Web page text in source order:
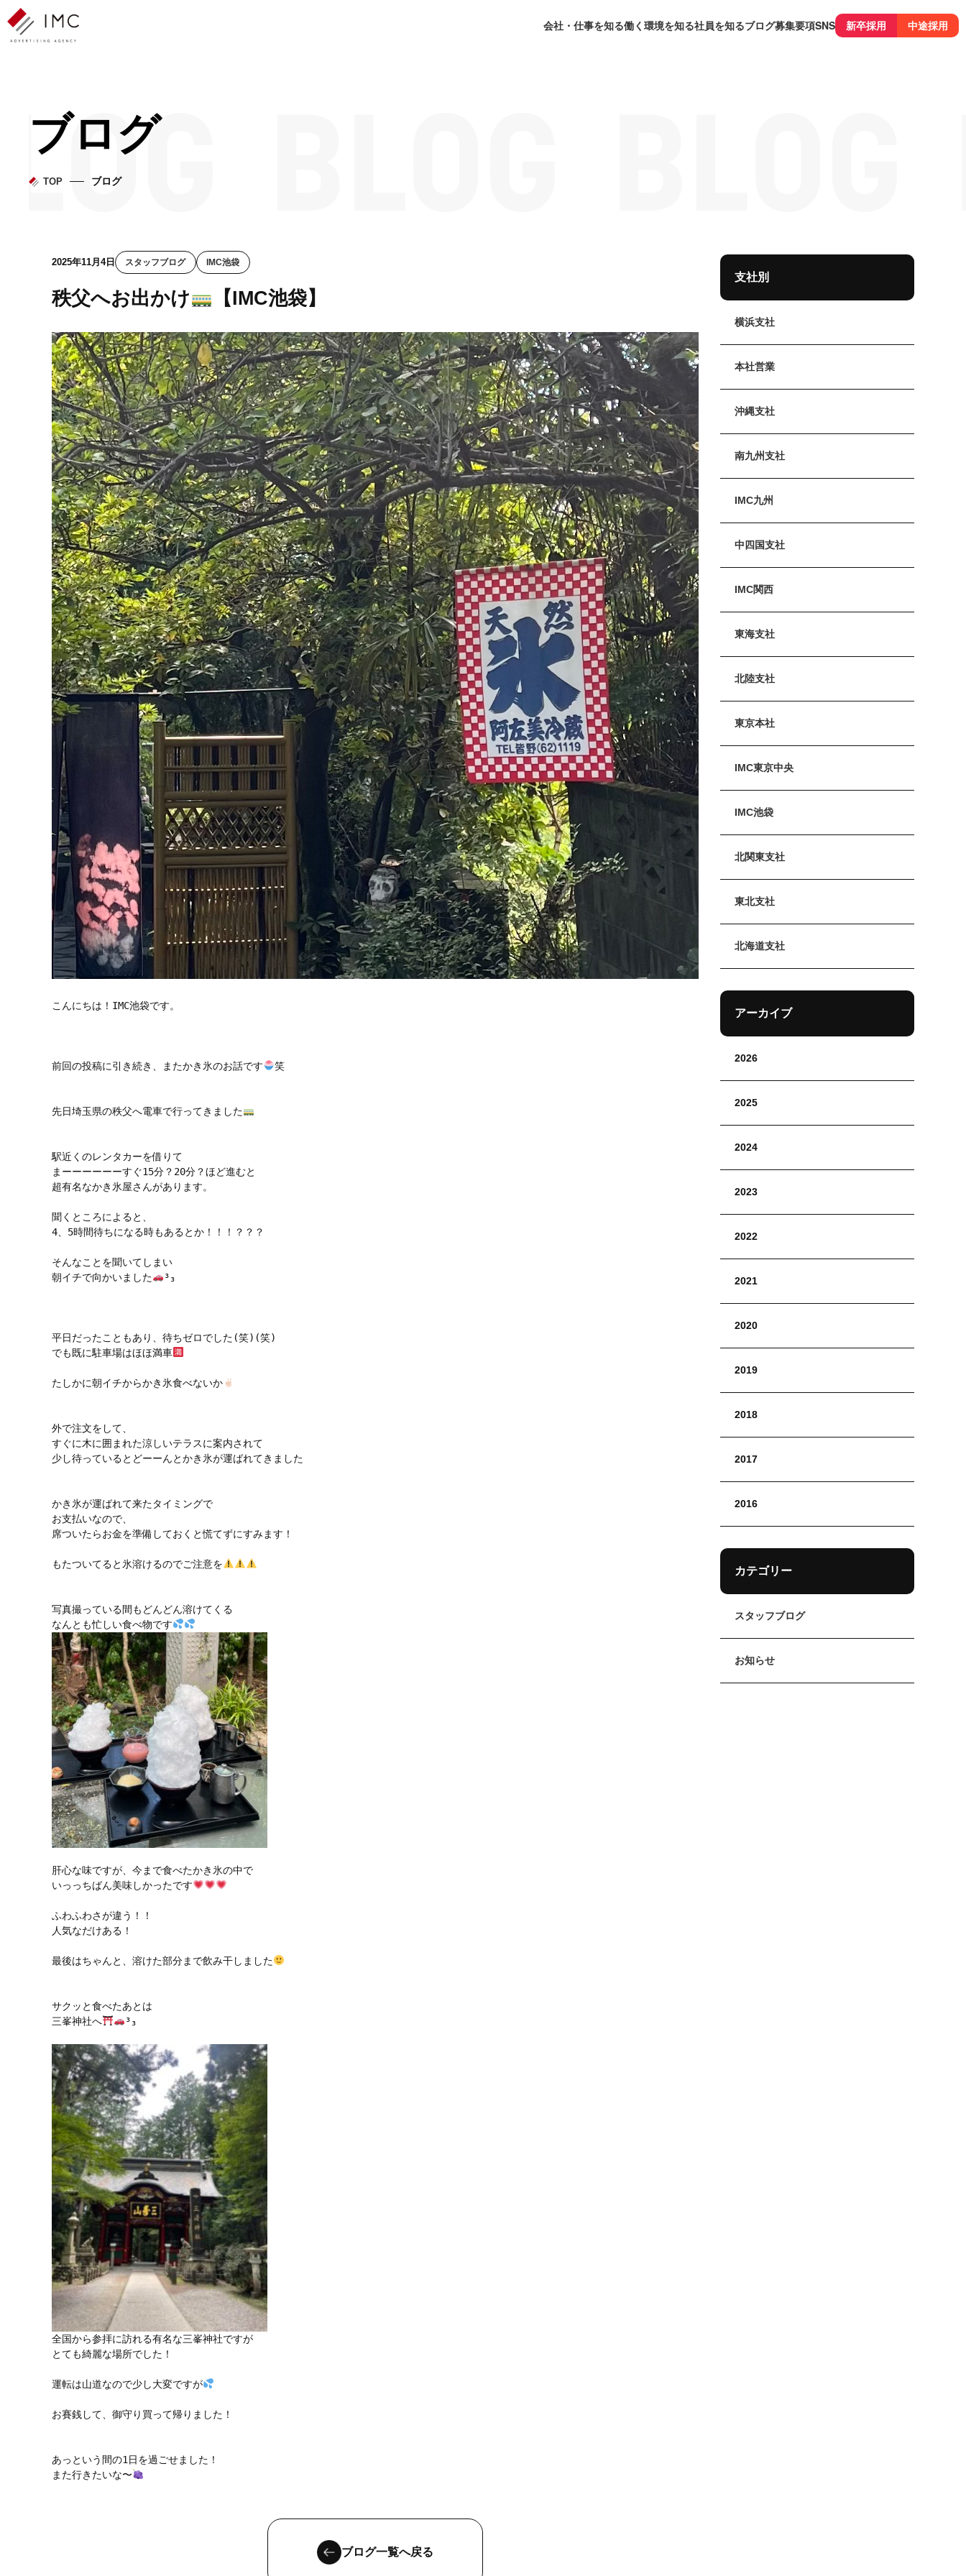
会社・仕事を知る働く環境を知る社員を知るブログ募集要項SNS 新卒採用 中途採用
ブログ
TOP ブログ
2025年11月4日 スタッフブログ IMC池袋
秩父へお出かけ 【IMC池袋】
こんにちは！IMC池袋です。
前回の投稿に引き続き、またかき氷のお話です 笑
先日埼玉県の秩父へ電車で行ってきました
駅近くのレンタカーを借りて
まーーーーーーすぐ15分？20分？ほど進むと
超有名なかき氷屋さんがあります。
聞くところによると、
4、5時間待ちになる時もあるとか！！！？？？
そんなことを聞いてしまい
朝イチで向かいました
³₃
平日だったこともあり、待ちゼロでした(笑)(笑)
でも既に駐車場はほほ満車
たしかに朝イチからかき氷食べないか
外で注文をして、
すぐに木に囲まれた涼しいテラスに案内されて
少し待っているとどーーんとかき氷が運ばれてきました
かき氷が運ばれて来たタイミングで
お支払いなので、
席ついたらお金を準備しておくと慌てずにすみます！
もたついてると氷溶けるのでご注意を
写真撮っている間もどんどん溶けてくる
なんとも忙しい食べ物です
肝心な味ですが、今まで食べたかき氷の中で
いっっちばん美味しかったです
ふわふわさが違う！！
人気なだけある！
最後はちゃんと、溶けた部分まで飲み干しました
サクッと食べたあとは
三峯神社へ
³₃
全国から参拝に訪れる有名な三峯神社ですが
とても綺麗な場所でした！
運転は山道なので少し大変ですが
お賽銭して、御守り買って帰りました！
あっという間の1日を過ごせました！
また行きたいな〜
ブログ一覧へ戻る
支社別
横浜支社
本社営業
沖縄支社
南九州支社
IMC九州
中四国支社
IMC関西
東海支社
北陸支社
東京本社
IMC東京中央
IMC池袋
北関東支社
東北支社
北海道支社
アーカイブ
2026
2025
2024
2023
2022
2021
2020
2019
2018
2017
2016
カテゴリー
スタッフブログ
お知らせ